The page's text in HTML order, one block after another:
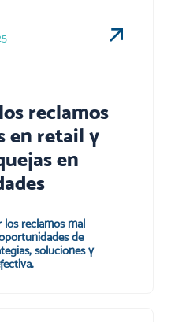
reclamos
en retail y
en
reclamos mal
de
soluciones y